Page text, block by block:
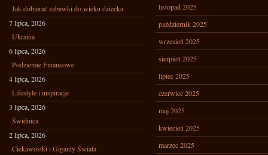
Jak dobierać zabawki do wieku dziecka
7 lipca, 2026
Ukraina
6 lipca, 2026
Podziemie Finansowe
4 lipca, 2026
Lifestyle i inspiracje
3 lipca, 2026
Świdnica
2 lipca, 2026
Ciekawostki i Giganty Świata
listopad 2025
październik 2025
wrzesień 2025
sierpień 2025
lipiec 2025
czerwiec 2025
maj 2025
kwiecień 2025
marzec 2025